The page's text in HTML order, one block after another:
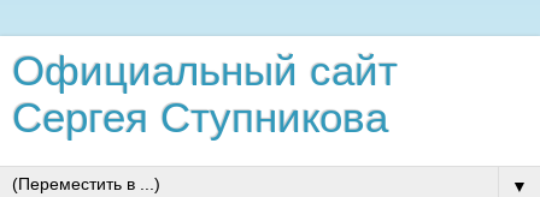
Официальный сайт
Сергея Ступникова
▼